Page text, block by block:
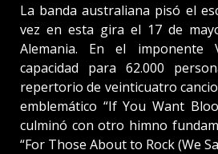
La banda australiana pisó el
vez en esta gira el 17 de
Alemania. En el imponente
capacidad para 62.000
repertorio de veinticuatro
emblemático “If You Want
culminó con otro himno
“For Those About to Rock (We